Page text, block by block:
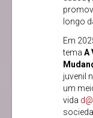
longo
Em
tema A
juvenil
um
vida